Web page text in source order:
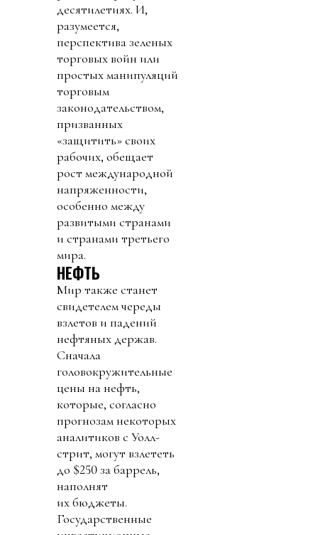
десятилетиях. И,
разумеется,
перспектива зеленых
торговых войн или
простых манипуляций
торговым
законодательством,
призванных
«защитить» своих
рабочих, обещает
рост международной
напряженности,
особенно между
развитыми странами
и странами третьего
мира.
НЕФТЬ
Мир также станет
свидетелем череды
взлетов и падений
нефтяных держав.
Сначала
головокружительные
цены на нефть,
которые, согласно
прогнозам некоторых
аналитиков с Уолл-
стрит, могут взлететь
до $250 за баррель,
наполнят
их бюджеты.
Государственные